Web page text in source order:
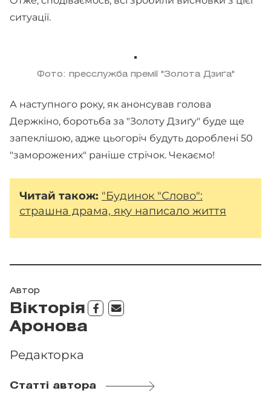
ситуації.
Фото: пресслужба премії "Золота Дзиґа"
А наступного року, як анонсував голова
Держкіно, боротьба за "Золоту Дзиґу" буде ще
запеклішою, адже цьогоріч будуть дороблені 50
"заморожених" раніше стрічок. Чекаємо!
Читай також: "Будинок "Слово":
страшна драма, яку написало життя
Автор
Вікторія
Аронова
Редакторка
Статті автора